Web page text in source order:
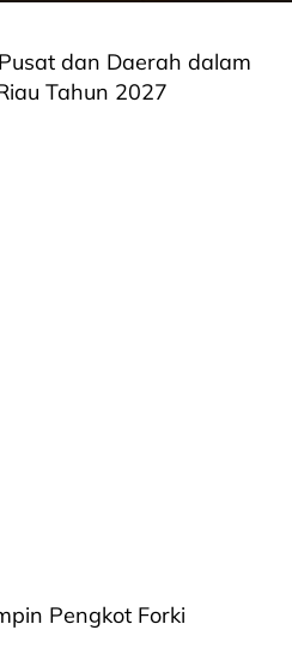
dan Daerah dalam
Tahun 2027
Pengkot Forki